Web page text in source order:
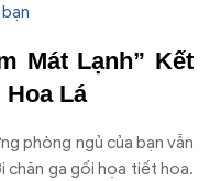
Mát Lạnh” Kết
Hoa Lá
phòng ngủ của bạn vẫn
ga gối họa tiết hoa.